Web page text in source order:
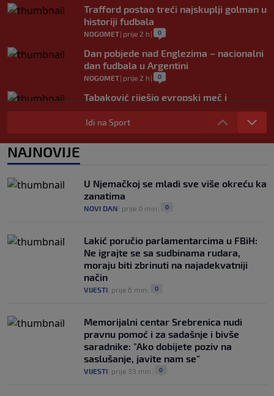
Trafford postao treći najskuplji golman u
historiji fudbala
NOGOMET| prije 2 h | 0
Dan pobjede nad Englezima – nacionalni
dan fudbala u Argentini
NOGOMET| prije 2 h | 0
Tabaković riješio evropski meč i
Salzburgu donio pobjedu (VIDEO)
NOGOMET|6. aug.
Allah, Allah, Allah, Allah… Mohamed
Idi na Sport
NAJNOVIJE
U Njemačkoj se mladi sve više okreću ka
zanatima
NOVI DAN prije 0 min 0
Lakić poručio parlamentarcima u FBiH:
Ne igrajte se sa sudbinama rudara,
moraju biti zbrinuti na najadekvatniji
način
VIJESTI prije 6 min 0
Memorijalni centar Srebrenica nudi
pravnu pomoć i za sadašnje i bivše
saradnike: "Ako dobijete poziv na
saslušanje, javite nam se"
VIJESTI prije 33 min 0